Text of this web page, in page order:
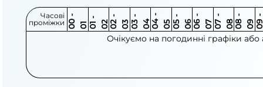
Часові
проміжки 0
0
-
0 1 0
1
-
0 2 0 2
-
0 3 0 3
-
0 4 0 4
-
0 5 0 5
-
0 6 0 6
-
0 7 0 7
-
0 8 0 8
-
0 9 0
9
-
1
Очікуємо на погодинні графіки